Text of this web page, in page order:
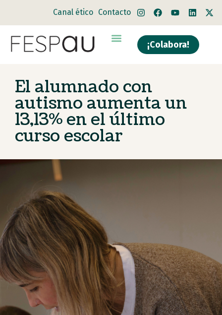
Canal ético Contacto
¡Colabora!
El alumnado con
autismo aumenta un
13,13% en el último
curso escolar